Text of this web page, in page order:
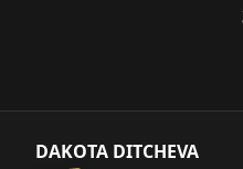
DAKOTA DITCHEVA